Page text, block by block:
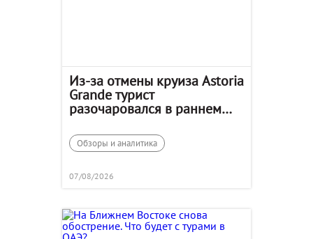
Из-за отмены круиза Astoria
Grande турист
разочаровался в раннем
Обзоры и аналитика
07/08/2026